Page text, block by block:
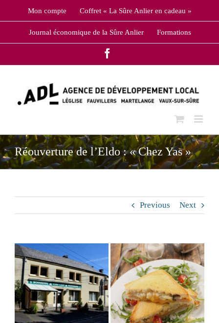
Mon compte Coffret « La Sûre Anlier en cadeau »
Journal économique de la Sûre Anlier Formations
Réouverture de l’Eldo : « Chez Yas »
Previous Next
View
Larger
Image